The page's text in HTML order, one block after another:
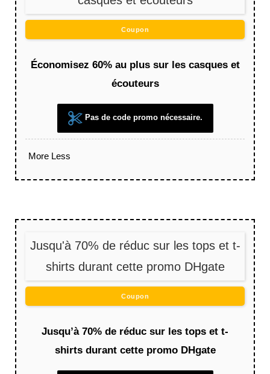
Coupon
Économisez 60% au plus sur les casques et
écouteurs
Pas de code promo nécessaire.
More Less
Jusqu'à 70% de réduc sur les tops et t-
shirts durant cette promo DHgate
Coupon
Jusqu’à 70% de réduc sur les tops et t-
shirts durant cette promo DHgate